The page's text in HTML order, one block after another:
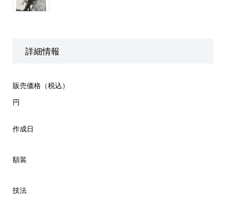
詳細情報
販売価格（税込）
円
作成日
額装
技法